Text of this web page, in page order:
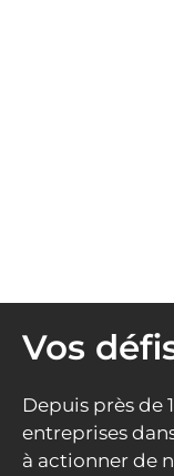
Vos
Depuis près de
entreprises
à actionner de